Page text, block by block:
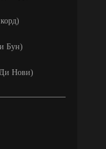
Бун)
Нови)